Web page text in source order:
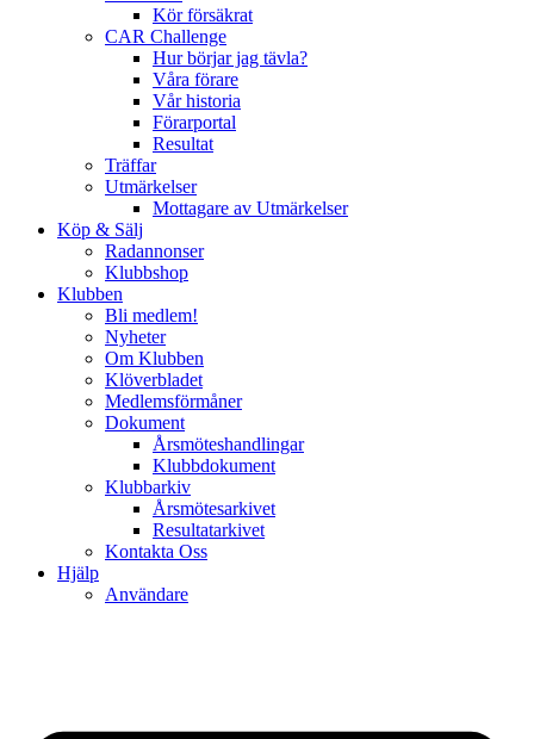
Kör försäkrat
CAR Challenge
Hur börjar jag tävla?
Våra förare
Vår historia
Förarportal
Resultat
Träffar
Utmärkelser
Mottagare av Utmärkelser
Köp & Sälj
Radannonser
Klubbshop
Klubben
Bli medlem!
Nyheter
Om Klubben
Klöverbladet
Medlemsförmåner
Dokument
Årsmöteshandlingar
Klubbdokument
Klubbarkiv
Årsmötesarkivet
Resultatarkivet
Kontakta Oss
Hjälp
Användare